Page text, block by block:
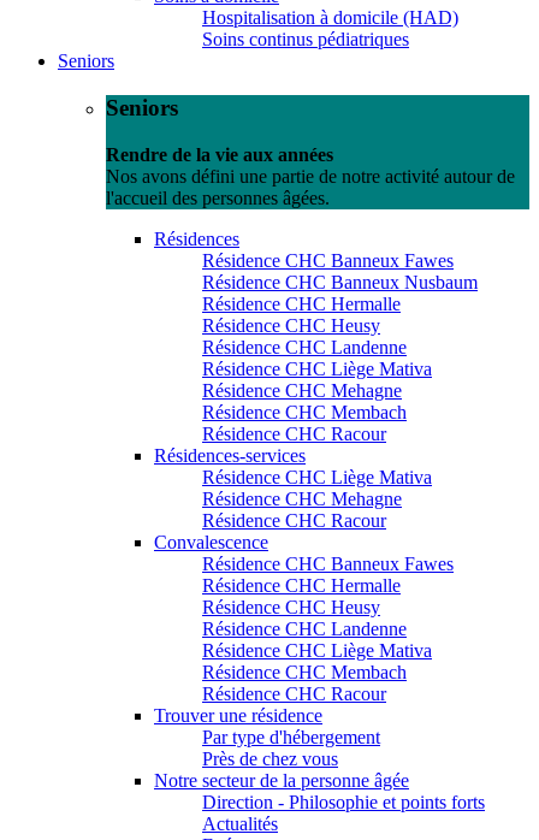
Hospitalisation à domicile (HAD)
Soins continus pédiatriques
Seniors
Seniors
Rendre de la vie aux années
Nos avons défini une partie de notre activité autour de
l'accueil des personnes âgées.
Résidences
Résidence CHC Banneux Fawes
Résidence CHC Banneux Nusbaum
Résidence CHC Hermalle
Résidence CHC Heusy
Résidence CHC Landenne
Résidence CHC Liège Mativa
Résidence CHC Mehagne
Résidence CHC Membach
Résidence CHC Racour
Résidences-services
Résidence CHC Liège Mativa
Résidence CHC Mehagne
Résidence CHC Racour
Convalescence
Résidence CHC Banneux Fawes
Résidence CHC Hermalle
Résidence CHC Heusy
Résidence CHC Landenne
Résidence CHC Liège Mativa
Résidence CHC Membach
Résidence CHC Racour
Trouver une résidence
Par type d'hébergement
Près de chez vous
Notre secteur de la personne âgée
Direction - Philosophie et points forts
Actualités